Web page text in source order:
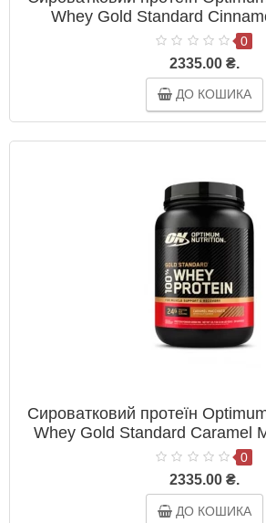
Whey Gold Standard
0
2335.00 ₴.
ДО КОШИКА
Сироватковий протеїн
Whey Gold Standard Caramel
0
2335.00 ₴.
ДО КОШИКА